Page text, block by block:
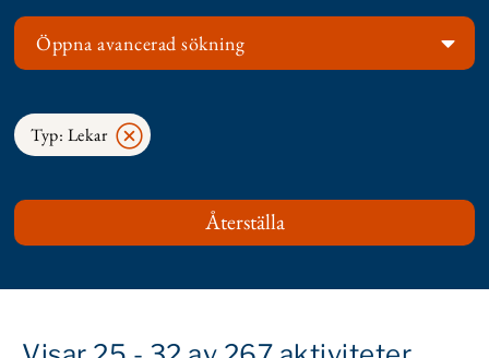
Öppna avancerad sökning
Typ: Lekar